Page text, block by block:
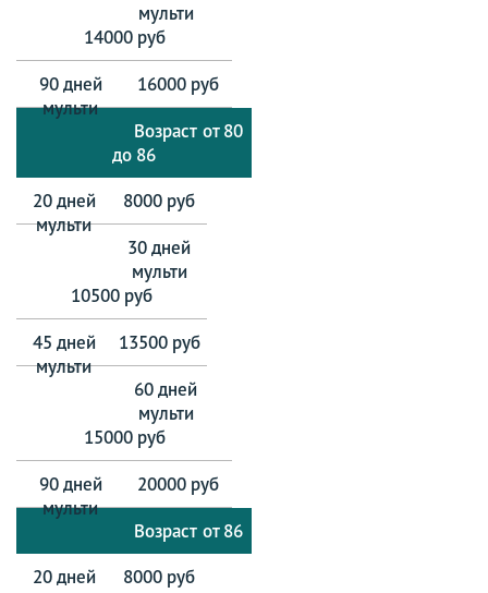
14000 руб
16000 руб
от 80
до 86
8000 руб
10500 руб
13500 руб
15000 руб
20000 руб
от 86
8000 руб